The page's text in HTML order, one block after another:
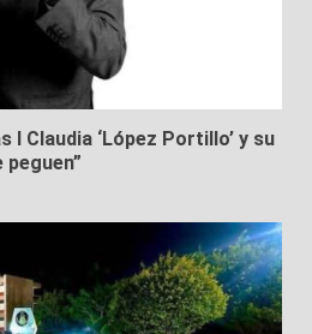
I Claudia ‘López Portillo’ y su
peguen”